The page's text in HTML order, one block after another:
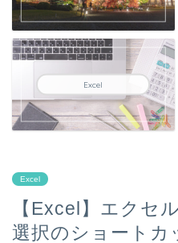
Excel
Excel
【Excel】エクセ
選択のショートカ